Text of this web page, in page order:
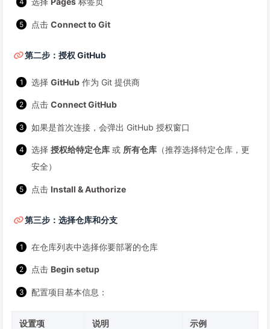
点击Connect to Git
第二步：授权 GitHub
选择GitHub 作为 Git 提供商
点击Connect GitHub
如果是首次连接，会弹出 GitHub 授权窗口
选择授权给特定仓库 或 所有仓库 （推荐选择特定仓库，更
安全）
点击 Install & Authorize
第三步：选择仓库和分支
在仓库列表中选择你要部署的仓库
点击 Begin setup
配置项目基本信息：
设置项 说明 示例